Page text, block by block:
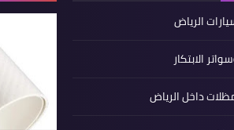
الرياض
الابتكار
داخل الرياض